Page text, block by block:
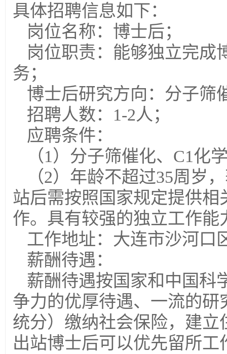
具体招聘信息如下：
岗位名称：博士后；
岗位职责：能够独立完成
务；
博士后研究方向：分子筛
招聘人数：1-2人；
应聘条件：
（1）分子筛催化、C1化
（2）年龄不超过35周岁
站后需按照国家规定提供
作。具有较强的独立工作
工作地址：大连市沙河口
薪酬待遇：
薪酬待遇按国家和中国科
争力的优厚待遇、一流的
统分）缴纳社会保险，建
出站博士后可以优先留所